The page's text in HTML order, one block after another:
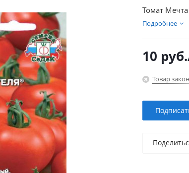
Томат
Подробнее
10 руб.
Товар